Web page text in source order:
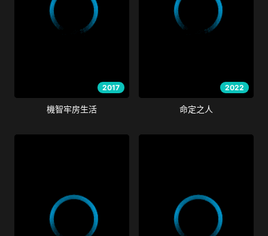
2017
機智牢房生活
2022
命定之人